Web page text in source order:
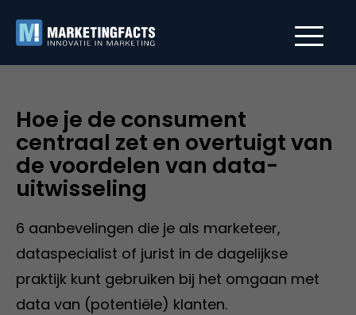
Hoe je de consument
centraal zet en overtuigt van
de voordelen van data-
uitwisseling
6 aanbevelingen die je als marketeer,
dataspecialist of jurist in de dagelijkse
praktijk kunt gebruiken bij het omgaan met
data van (potentiële) klanten.